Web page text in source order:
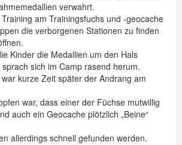
verwahrt.
am Trainingsfuchs und -geocache
die verborgenen Stationen zu finden
Kinder die Medallien um den Hals
sich im Camp rasend herum.
kurze Zeit später der Andrang am
war, dass einer der Füchse mutwillig
auch ein Geocache plötzlich „Beine“
allerdings schnell gefunden werden.